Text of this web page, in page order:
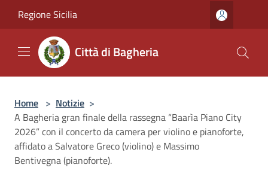
Regione Sicilia
Città di Bagheria
Home > Notizie >
A Bagheria gran finale della rassegna “Baarìa Piano City
2026” con il concerto da camera per violino e pianoforte,
affidato a Salvatore Greco (violino) e Massimo
Bentivegna (pianoforte).